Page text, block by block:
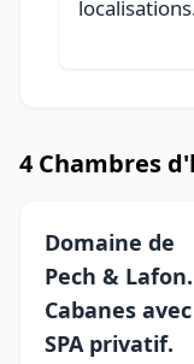
4 Chambres
Domaine de
Pech & Lafon.
Cabanes avec
SPA privatif.